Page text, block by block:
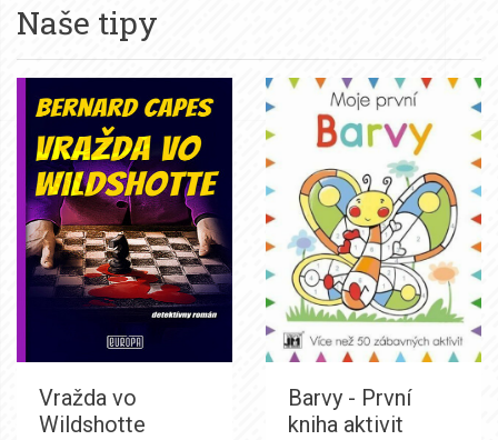
Naše tipy
Vražda vo
Wildshotte
Barvy - První
kniha aktivit